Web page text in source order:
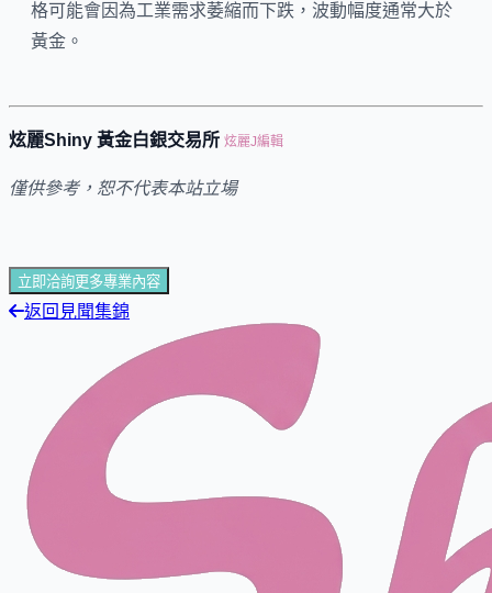
格可能會因為工業需求萎縮而下跌，波動幅度通常大於
黃金。
炫麗Shiny 黃金白銀交易所 炫麗J編輯
僅供參考，恕不代表本站立場
立即洽詢更多專業內容
返回見聞集錦